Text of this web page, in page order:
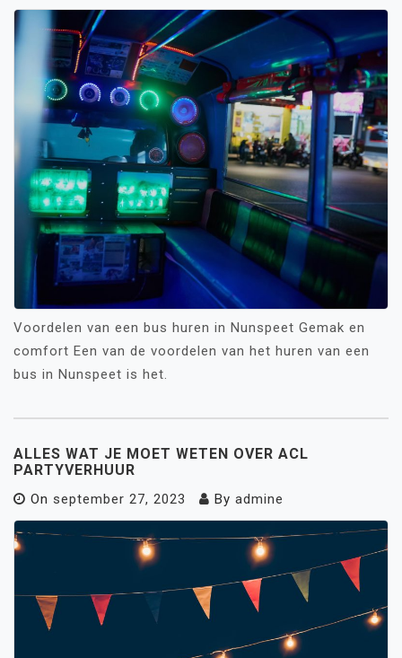
Voordelen van een bus huren in Nunspeet Gemak en
comfort Een van de voordelen van het huren van een
bus in Nunspeet is het.
ALLES WAT JE MOET WETEN OVER ACL
PARTYVERHUUR
On september 27, 2023 By admine